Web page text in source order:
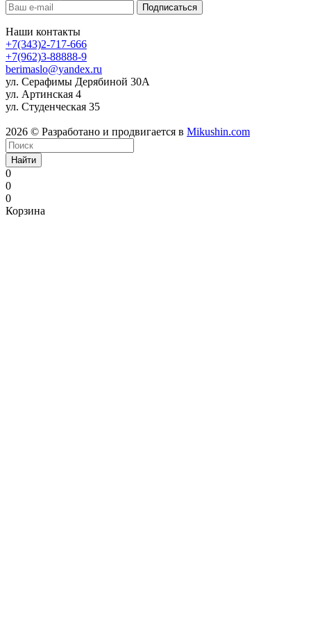
Наши контакты
+7(343)2-717-666
+7(962)3-88888-9
berimaslo@yandex.ru
ул. Серафимы Дерябиной 30А
ул. Артинская 4
ул. Студенческая 35
2026 © Разработано и продвигается в Mikushin.com
Найти
0
0
0
Корзина